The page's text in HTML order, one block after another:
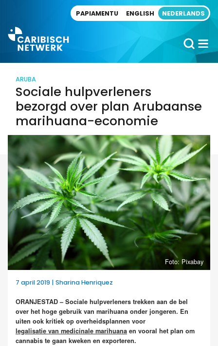
PAPIAMENTU ENGLISH NEDERLANDS
ARUBA
Sociale hulpverleners
bezorgd over plan Arubaanse
marihuana-economie
Foto: Pixabay
7 april 2019 | Sharina Henriquez
ORANJESTAD – Sociale hulpverleners trekken aan de bel
over het hoge gebruik van marihuana onder jongeren. En
uiten ook kritiek op overheidsplannen voor
legalisatie van medicinale marihuana en vooral het plan om
cannabis te gaan kweken en exporteren.